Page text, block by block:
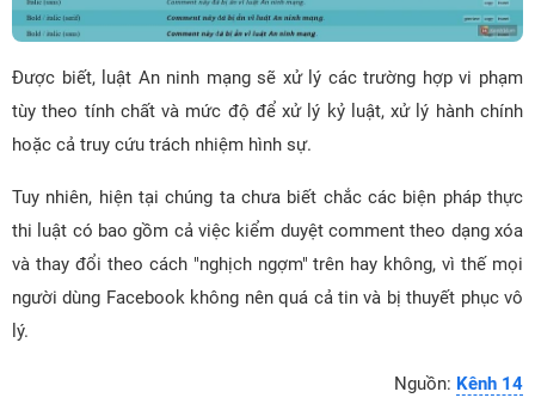
Được biết, luật An ninh mạng sẽ xử lý các trường hợp vi phạm
tùy theo tính chất và mức độ để xử lý kỷ luật, xử lý hành chính
hoặc cả truy cứu trách nhiệm hình sự.
Tuy nhiên, hiện tại chúng ta chưa biết chắc các biện pháp thực
thi luật có bao gồm cả việc kiểm duyệt comment theo dạng xóa
và thay đổi theo cách "nghịch ngợm" trên hay không, vì thế mọi
người dùng Facebook không nên quá cả tin và bị thuyết phục vô
lý.
Nguồn: Kênh 14